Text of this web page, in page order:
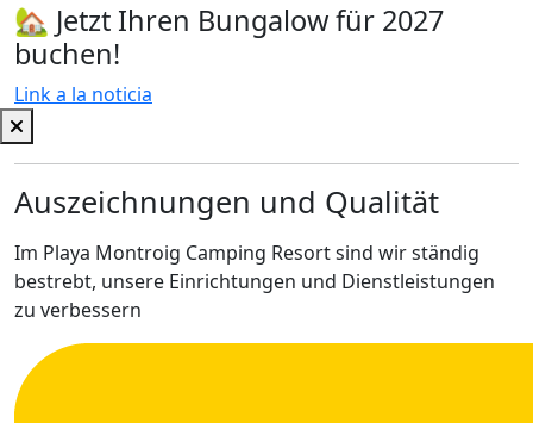
🏡 Jetzt Ihren Bungalow für 2027
buchen!
Link a la noticia
Auszeichnungen und Qualität
Im Playa Montroig Camping Resort sind wir ständig
bestrebt, unsere Einrichtungen und Dienstleistungen
zu verbessern